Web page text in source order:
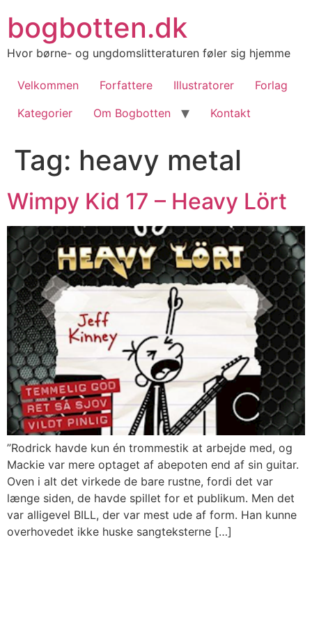
indhold
bogbotten.dk
Hvor børne- og ungdomslitteraturen føler sig hjemme
Velkommen Forfattere Illustratorer
Forlag
Kategorier
Om Bogbotten Kontakt
Tag: heavy metal
Wimpy Kid 17 – Heavy Lört
”Rodrick havde kun én trommestik at arbejde med, og
Mackie var mere optaget af abepoten end af sin guitar.
Oven i alt det virkede de bare rustne, fordi det var
længe siden, de havde spillet for et publikum. Men det
var alligevel BILL, der var mest ude af form. Han kunne
overhovedet ikke huske sangteksterne […]